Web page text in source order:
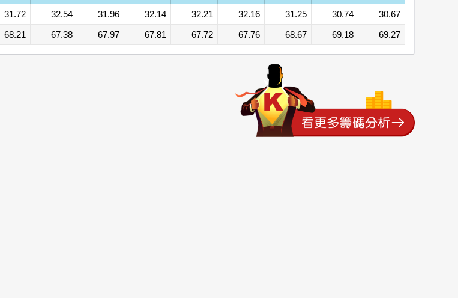
31.72 32.54 31.96 32.14 32.21 32.16 31.25 30.74
30.67
68.21 67.38 67.97 67.81 67.72 67.76 68.67 69.18 69.27